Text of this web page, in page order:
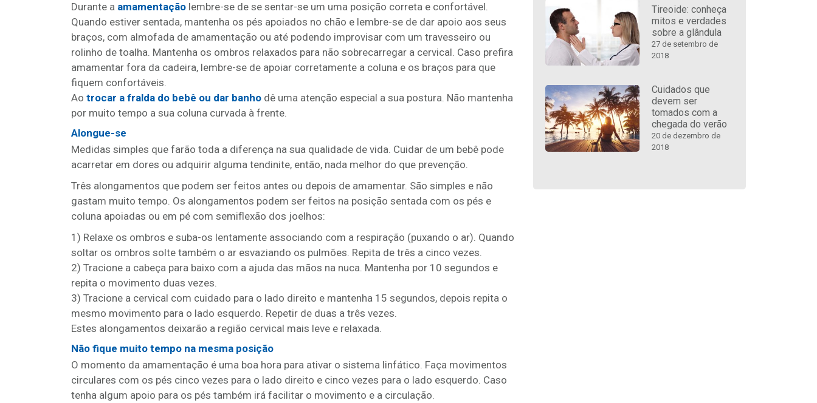
Durante a amamentação lembre-se de se sentar-se um uma posição correta e confortável.
Quando estiver sentada, mantenha os pés apoiados no chão e lembre-se de dar apoio aos seus
braços, com almofada de amamentação ou até podendo improvisar com um travesseiro ou
rolinho de toalha. Mantenha os ombros relaxados para não sobrecarregar a cervical. Caso prefira
amamentar fora da cadeira, lembre-se de apoiar corretamente a coluna e os braços para que
fiquem confortáveis.
Ao trocar a fralda do bebê ou dar banho dê uma atenção especial a sua postura. Não mantenha
por muito tempo a sua coluna curvada à frente.
Alongue-se
Medidas simples que farão toda a diferença na sua qualidade de vida. Cuidar de um bebê pode
acarretar em dores ou adquirir alguma tendinite, então, nada melhor do que prevenção.
Três alongamentos que podem ser feitos antes ou depois de amamentar. São simples e não
gastam muito tempo. Os alongamentos podem ser feitos na posição sentada com os pés e
coluna apoiadas ou em pé com semiflexão dos joelhos:
1) Relaxe os ombros e suba-os lentamente associando com a respiração (puxando o ar). Quando
soltar os ombros solte também o ar esvaziando os pulmões. Repita de três a cinco vezes.
2) Tracione a cabeça para baixo com a ajuda das mãos na nuca. Mantenha por 10 segundos e
repita o movimento duas vezes.
3) Tracione a cervical com cuidado para o lado direito e mantenha 15 segundos, depois repita o
mesmo movimento para o lado esquerdo. Repetir de duas a três vezes.
Estes alongamentos deixarão a região cervical mais leve e relaxada.
Não fique muito tempo na mesma posição
O momento da amamentação é uma boa hora para ativar o sistema linfático. Faça movimentos
circulares com os pés cinco vezes para o lado direito e cinco vezes para o lado esquerdo. Caso
tenha algum apoio para os pés também irá facilitar o movimento e a circulação.
Tireoide: conheça
mitos e verdades
sobre a glândula
27 de setembro de
2018
Cuidados que
devem ser
tomados com a
chegada do verão
20 de dezembro de
2018